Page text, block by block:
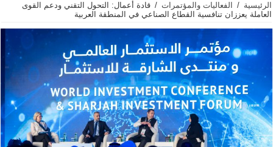
الرئيسية / الفعاليات والمؤتمرات / قادة أعمال: التحول التقني ودعم القوى
العاملة يعززان تنافسية القطاع الصناعي في المنطقة العربية